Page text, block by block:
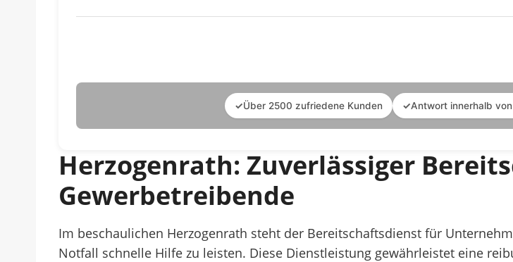
✓Über 2500 zufriedene Kunden ✓Antwort innerhalb
Herzogenrath: Zuverlässiger
Gewerbetreibende
Im beschaulichen Herzogenrath steht der Bereitschaftsdienst für
Notfall schnelle Hilfe zu leisten. Diese Dienstleistung gewährleistet eine